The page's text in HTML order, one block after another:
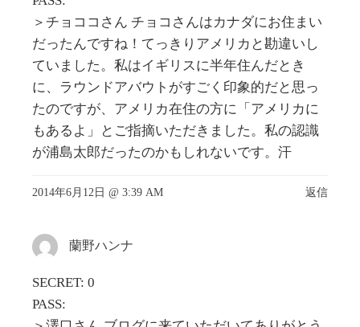
＞チョココさん チョコさんはカナダにお住まい
だったんですね！てっきりアメリカと勘違いし
ていました。私はイギリスに半年住んだとき
に、ラウンドアバウトがすごく印象的だと思っ
たのですが、アメリカ在住の方に「アメリカに
もあるよ」とご指摘いただきました。私の認識
が浦島太郎だったのかもしれないです。汗
2014年6月12日 @ 3:39 AM 返信
蘭野ハンナ
SECRET: 0
PASS: